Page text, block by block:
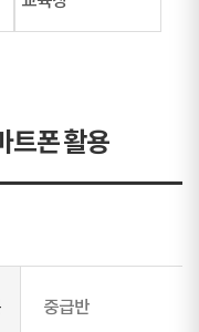
트폰 활용
중급반